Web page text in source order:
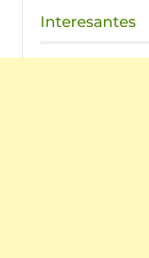
Interesantes